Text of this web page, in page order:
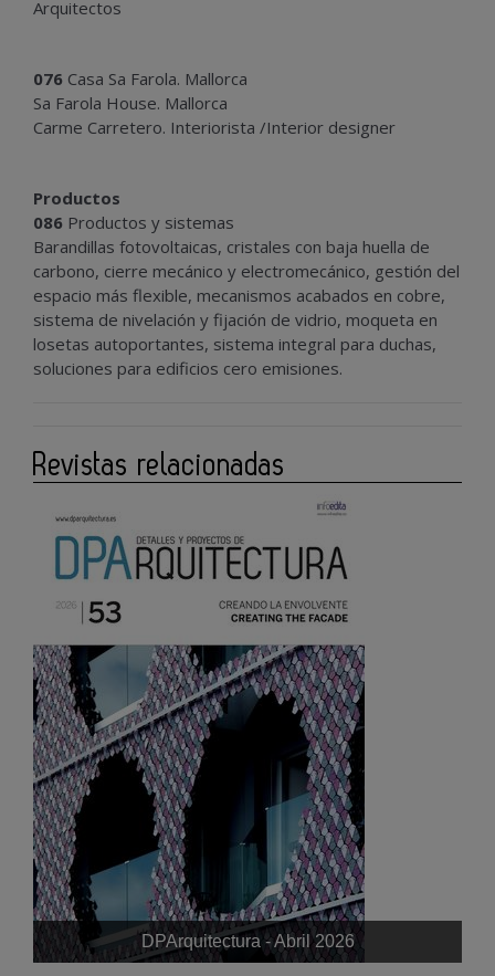
Arquitectos
076 Casa Sa Farola. Mallorca
Sa Farola House. Mallorca
Carme Carretero. Interiorista /Interior designer
Productos
086 Productos y sistemas
Barandillas fotovoltaicas, cristales con baja huella de
carbono, cierre mecánico y electromecánico, gestión del
espacio más flexible, mecanismos acabados en cobre,
sistema de nivelación y fijación de vidrio, moqueta en
losetas autoportantes, sistema integral para duchas,
soluciones para edificios cero emisiones.
Revistas relacionadas
DPArquitectura - Abril 2026